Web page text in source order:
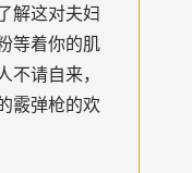
解这对夫妇
等着你的肌
不请自来，
霰弹枪的欢